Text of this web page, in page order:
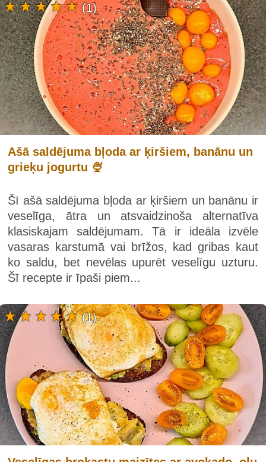
Ašā saldējuma bļoda ar ķiršiem, banānu un
grieķu jogurtu 🍨
Šī ašā saldējuma bļoda ar ķiršiem un banānu ir
veselīga, ātra un atsvaidzinoša alternatīva
klasiskajam saldējumam. Tā ir ideāla izvēle
vasaras karstumā vai brīžos, kad gribas kaut
ko saldu, bet nevēlas upurēt veselīgu uzturu.
Šī recepte ir īpaši piem...
(1)
(1)